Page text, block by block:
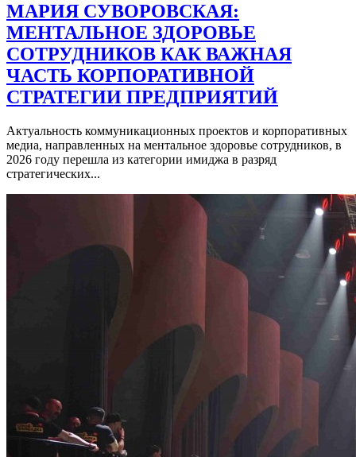
МАРИЯ СУВОРОВСКАЯ:
МЕНТАЛЬНОЕ ЗДОРОВЬЕ
СОТРУДНИКОВ КАК ВАЖНАЯ
ЧАСТЬ КОРПОРАТИВНОЙ
СТРАТЕГИИ ПРЕДПРИЯТИЙ
Актуальность коммуникационных проектов и корпоративных
медиа, направленных на ментальное здоровье сотрудников, в
2026 году перешла из категории имиджа в разряд
стратегических...